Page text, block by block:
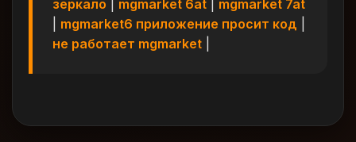
зеркало
mgmarket 6at
mgmarket 7at
mgmarket6 приложение просит код
не работает mgmarket